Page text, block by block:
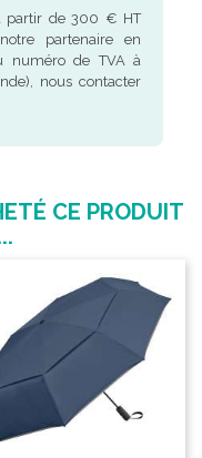
partir de 300 € HT
partenaire en
numéro de TVA à
nous contacter
CE PRODUIT